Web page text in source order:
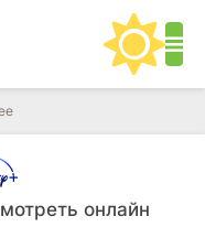
онлайн